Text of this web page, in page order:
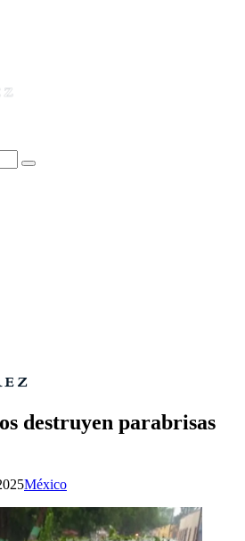
destruyen parabrisas
México